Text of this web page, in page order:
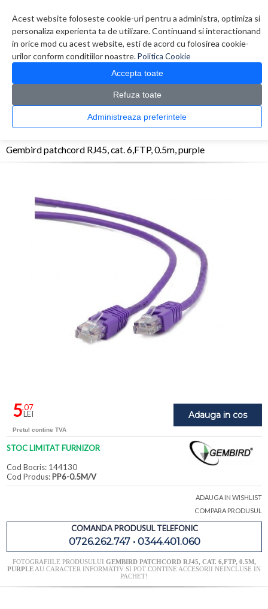
Acest website foloseste cookie-uri pentru a administra, optimiza si
personaliza experienta ta de utilizare. Continuand si interactionand
in orice mod cu acest website, esti de acord cu folosirea cookie-
urilor conform conditiilor noastre.Politica Cookie
Accepta toate
Refuza toate
Administreaza preferintele
0 produs(e)
CATALOG PRODUSE
> Cabluri > Gembird patchcord RJ45, cat. 6,FTP, 0.5m,
Gembird patchcord RJ45, cat. 6,FTP, 0.5m, purple
Adauga in cos
5,07
LEI
Pretul contine TVA
STOC LIMITAT FURNIZOR
Cod Bocris: 144130
Cod Produs: PP6-0.5M/V
ADAUGA IN WISHLIST
COMPARA PRODUSUL
COMANDA PRODUSUL TELEFONIC
0726.262.747 • 0344.401.060
FOTOGRAFIILE PRODUSULUI GEMBIRD PATCHCORD RJ45, CAT. 6,FTP, 0.5M,
PURPLEAU CARACTER INFORMATIV SI POT CONTINE ACCESORII NEINCLUSE IN
PACHET!